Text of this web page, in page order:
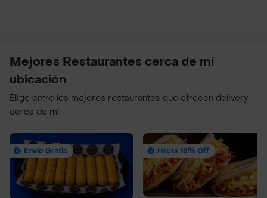
Mejores Restaurantes cerca de mi
ubicación
Elige entre los mejores restaurantes que ofrecen delivery
cerca de mí
Envío Gratis Hasta 18% Off